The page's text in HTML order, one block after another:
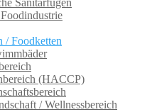
Sanitärfugen
/ Foodketten
(HACCP)
/ Wellnessbereich